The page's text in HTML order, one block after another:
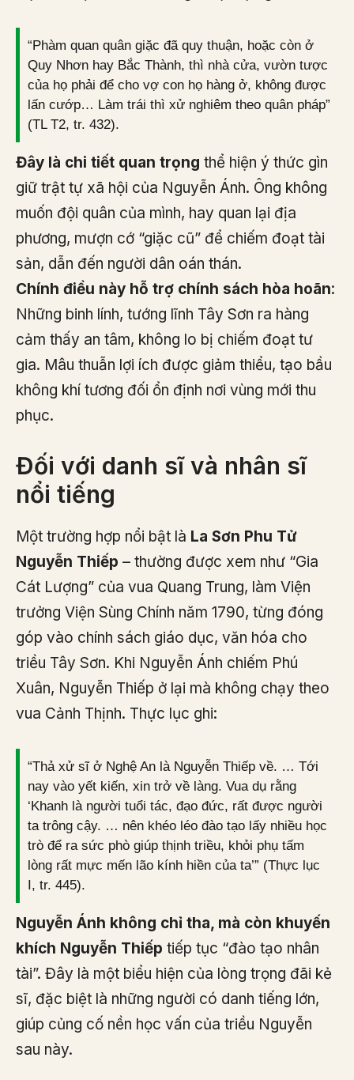
“Phàm quan quân giặc đã quy thuận, hoặc còn ở
Quy Nhơn hay Bắc Thành, thì nhà cửa, vườn tược
của họ phải để cho vợ con họ hàng ở, không được
lấn cướp… Làm trái thì xử nghiêm theo quân pháp”
(TL T2, tr. 432).
Đây là chi tiết quan trọng thể hiện ý thức gìn
giữ trật tự xã hội của Nguyễn Ánh. Ông không
muốn đội quân của mình, hay quan lại địa
phương, mượn cớ “giặc cũ” để chiếm đoạt tài
sản, dẫn đến người dân oán thán.
Chính điều này hỗ trợ chính sách hòa hoãn:
Những binh lính, tướng lĩnh Tây Sơn ra hàng
cảm thấy an tâm, không lo bị chiếm đoạt tư
gia. Mâu thuẫn lợi ích được giảm thiểu, tạo bầu
không khí tương đối ổn định nơi vùng mới thu
phục.
Đối với danh sĩ và nhân sĩ
nổi tiếng
Một trường hợp nổi bật là La Sơn Phu Tử
Nguyễn Thiếp – thường được xem như “Gia
Cát Lượng” của vua Quang Trung, làm Viện
trưởng Viện Sùng Chính năm 1790, từng đóng
góp vào chính sách giáo dục, văn hóa cho
triều Tây Sơn. Khi Nguyễn Ánh chiếm Phú
Xuân, Nguyễn Thiếp ở lại mà không chạy theo
vua Cảnh Thịnh. Thực lục ghi:
“Thả xử sĩ ở Nghệ An là Nguyễn Thiếp về. … Tới
nay vào yết kiến, xin trở về làng. Vua dụ rằng
‘Khanh là người tuổi tác, đạo đức, rất được người
ta trông cậy. … nên khéo léo đào tạo lấy nhiều học
trò để ra sức phò giúp thịnh triều, khỏi phụ tấm
lòng rất mực mến lão kính hiền của ta’” (Thực lục
I, tr. 445).
Nguyễn Ánh không chỉ tha, mà còn khuyến
khích Nguyễn Thiếp tiếp tục “đào tạo nhân
tài”. Đây là một biểu hiện của lòng trọng đãi kẻ
sĩ, đặc biệt là những người có danh tiếng lớn,
giúp củng cố nền học vấn của triều Nguyễn
sau này.